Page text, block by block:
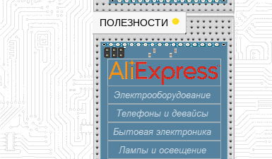
ПОЛЕЗНОСТИ